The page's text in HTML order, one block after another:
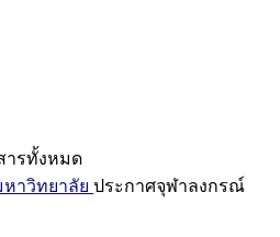
ารทั้งหมด
าวิทยาลัย ประกาศจุฬาลงกรณ์